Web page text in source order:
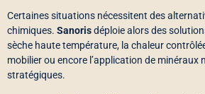
Certaines situations nécessitent des
chimiques. Sanorisdéploie alors des
sèche haute température, la chaleur
mobilier ou encore l’application de minéraux
stratégiques.